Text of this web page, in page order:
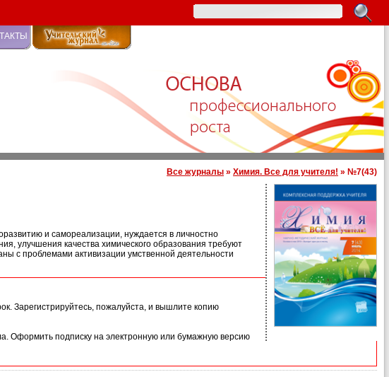
Все журналы » Химия. Все для учителя! » №7(43)
и самореализации, нуждается в личностно
улучшения качества химического образования требуют
с проблемами активизации умственной деятельности
Зарегистрируйтесь, пожалуйста, и вышлите копию
Оформить подписку на электронную или бумажную версию